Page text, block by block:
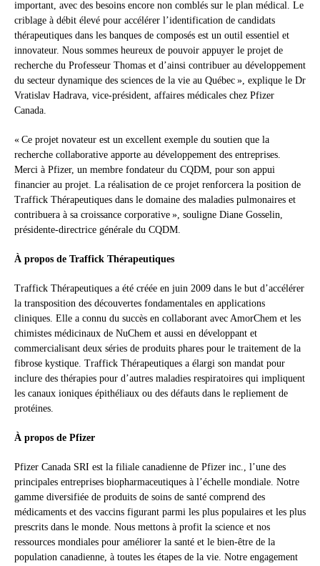
important, avec des besoins encore non comblés sur le plan médical. Le
criblage à débit élevé pour accélérer l’identification de candidats
thérapeutiques dans les banques de composés est un outil essentiel et
innovateur. Nous sommes heureux de pouvoir appuyer le projet de
recherche du Professeur Thomas et d’ainsi contribuer au développement
du secteur dynamique des sciences de la vie au Québec », explique le Dr
Vratislav Hadrava, vice-président, affaires médicales chez Pfizer
Canada.
« Ce projet novateur est un excellent exemple du soutien que la
recherche collaborative apporte au développement des entreprises.
Merci à Pfizer, un membre fondateur du CQDM, pour son appui
financier au projet. La réalisation de ce projet renforcera la position de
Traffick Thérapeutiques dans le domaine des maladies pulmonaires et
contribuera à sa croissance corporative », souligne Diane Gosselin,
présidente-directrice générale du CQDM.
À propos de Traffick Thérapeutiques
Traffick Thérapeutiques a été créée en juin 2009 dans le but d’accélérer
la transposition des découvertes fondamentales en applications
cliniques. Elle a connu du succès en collaborant avec AmorChem et les
chimistes médicinaux de NuChem et aussi en développant et
commercialisant deux séries de produits phares pour le traitement de la
fibrose kystique. Traffick Thérapeutiques a élargi son mandat pour
inclure des thérapies pour d’autres maladies respiratoires qui impliquent
les canaux ioniques épithéliaux ou des défauts dans le repliement de
protéines.
À propos de Pfizer
Pfizer Canada SRI est la filiale canadienne de Pfizer inc., l’une des
principales entreprises biopharmaceutiques à l’échelle mondiale. Notre
gamme diversifiée de produits de soins de santé comprend des
médicaments et des vaccins figurant parmi les plus populaires et les plus
prescrits dans le monde. Nous mettons à profit la science et nos
ressources mondiales pour améliorer la santé et le bien-être de la
population canadienne, à toutes les étapes de la vie. Notre engagement